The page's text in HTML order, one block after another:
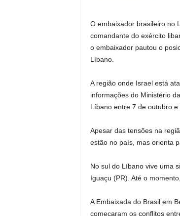
O embaixador brasileiro no
comandante do exército
o embaixador pautou o
Líbano.
A região onde Israel está
informações do Ministério
Líbano entre 7 de outubro e
Apesar das tensões na
estão no país, mas orienta
No sul do Líbano vive uma
Iguaçu (PR). Até o
A Embaixada do Brasil em
começaram os conflitos